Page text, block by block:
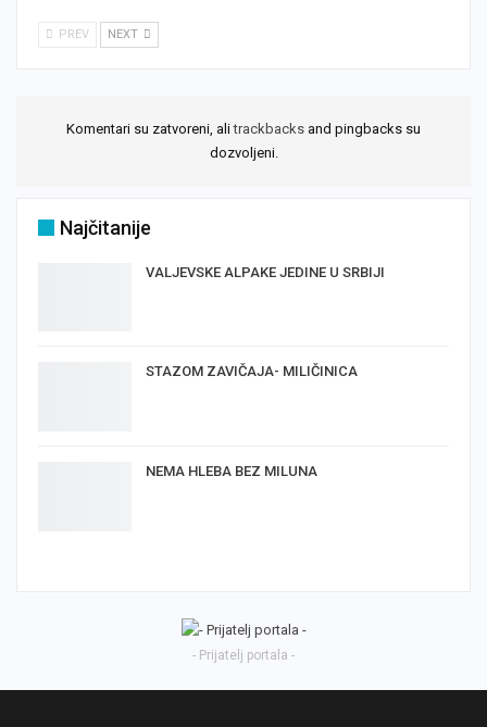
PREV NEXT
Komentari su zatvoreni, alitrackbacks and pingbacks su
dozvoljeni.
Najčitanije
VALJEVSKE ALPAKE JEDINE U SRBIJI
STAZOM ZAVIČAJA- MILIČINICA
NEMA HLEBA BEZ MILUNA
- Prijatelj portala -